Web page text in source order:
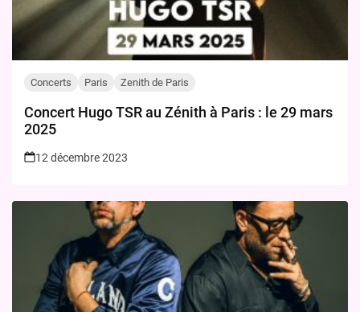
Concerts Paris Zenith de Paris
Concert Hugo TSR au Zénith à Paris : le 29 mars
2025
12 décembre 2023